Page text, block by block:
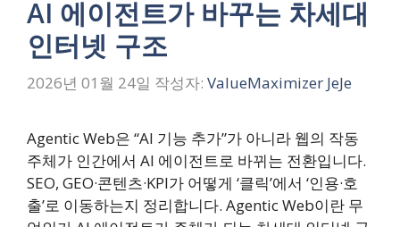
AI 에이전트가 바꾸는 차세대
인터넷 구조
2026년 01월 24일 작성자: ValueMaximizer JeJe
Agentic Web은 “AI 기능 추가”가 아니라 웹의 작동
주체가 인간에서 AI 에이전트로 바뀌는 전환입니다.
SEO, GEO·콘텐츠·KPI가 어떻게 ‘클릭’에서 ‘인용·호
출’로 이동하는지 정리합니다. Agentic Web이란 무